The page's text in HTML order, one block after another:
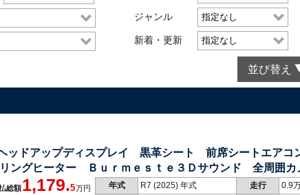
ジャンル
新着・更新
並び替え
ヘッドアップディスプレイ 黒革シート 前席シートエア
ングヒーター Ｂｕｒｍｅｓｔｅ３Ｄサウンド 全周囲
年式 R7 (2025) 年式 走行
0.9
総額1,179.5万円